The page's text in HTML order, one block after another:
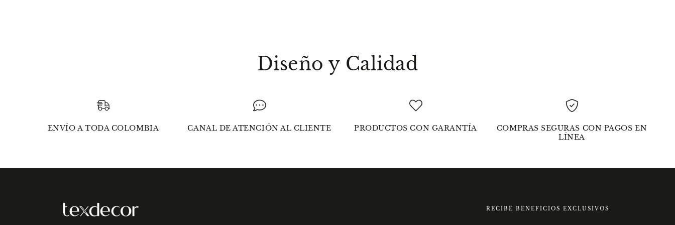
Diseño y Calidad
ENVÍO A TODA COLOMBIA CANAL DE ATENCIÓN AL CLIENTE PRODUCTOS CON GARANTÍA
COMPRAS SEGURAS CON PAGOS EN
LÍNEA
RECIBE BENEFICIOS EXCLUSIVOS